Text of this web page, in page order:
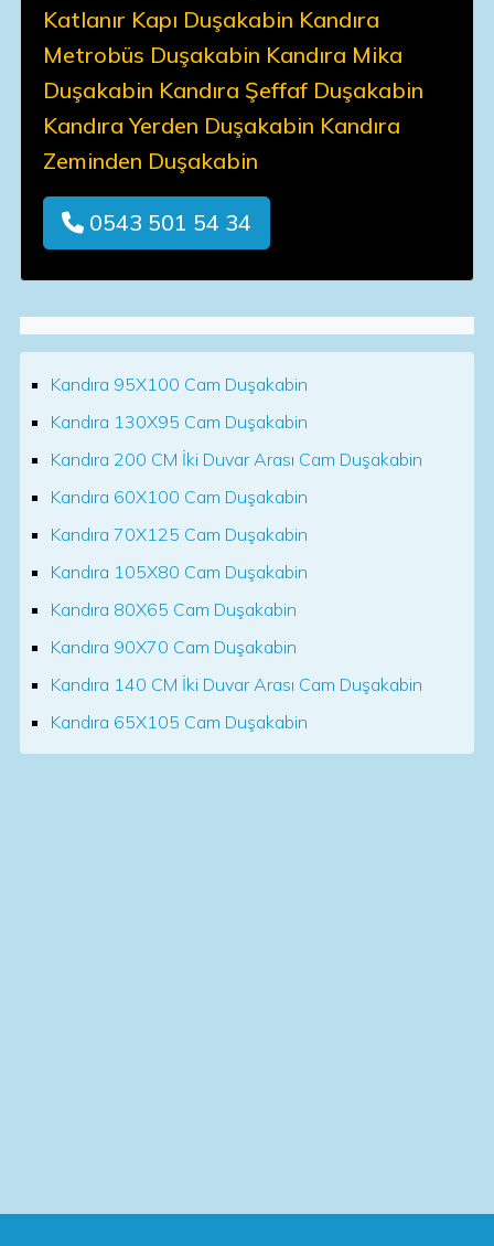
Katlanır Kapı Duşakabin Kandıra
Metrobüs Duşakabin Kandıra Mika
Duşakabin Kandıra Şeffaf Duşakabin
Kandıra Yerden Duşakabin Kandıra
Zeminden Duşakabin
0543 501 54 34
Kandıra 95X100 Cam Duşakabin
Kandıra 130X95 Cam Duşakabin
Kandıra 200 CM İki Duvar Arası Cam Duşakabin
Kandıra 60X100 Cam Duşakabin
Kandıra 70X125 Cam Duşakabin
Kandıra 105X80 Cam Duşakabin
Kandıra 80X65 Cam Duşakabin
Kandıra 90X70 Cam Duşakabin
Kandıra 140 CM İki Duvar Arası Cam Duşakabin
Kandıra 65X105 Cam Duşakabin